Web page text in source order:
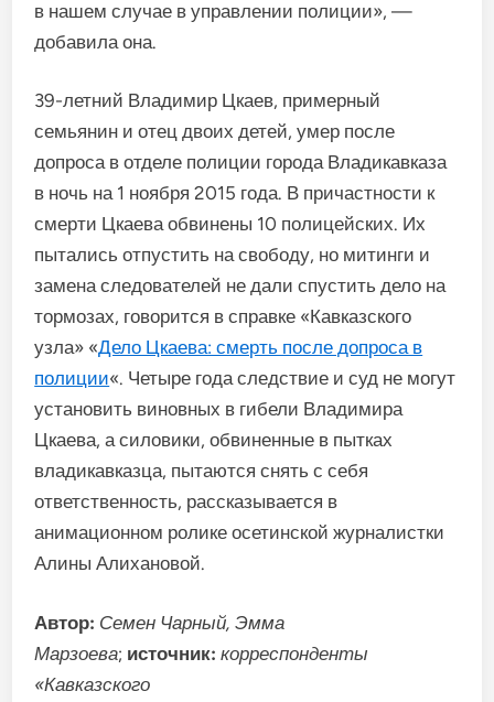
в нашем случае в управлении полиции», —
добавила она.
39-летний Владимир Цкаев, примерный
семьянин и отец двоих детей, умер после
допроса в отделе полиции города Владикавказа
в ночь на 1 ноября 2015 года. В причастности к
смерти Цкаева обвинены 10 полицейских. Их
пытались отпустить на свободу, но митинги и
замена следователей не дали спустить дело на
тормозах, говорится в справке «Кавказского
узла» «Дело Цкаева: смерть после допроса в
полиции«. Четыре года следствие и суд не могут
установить виновных в гибели Владимира
Цкаева, а силовики, обвиненные в пытках
владикавказца, пытаются снять с себя
ответственность, рассказывается в
анимационном ролике осетинской журналистки
Алины Алихановой.
Автор: Семен Чарный, Эмма
Марзоева; источник: корреспонденты
«Кавказского